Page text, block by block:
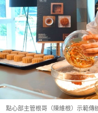
點心部主管根哥（陳維根）示範傳